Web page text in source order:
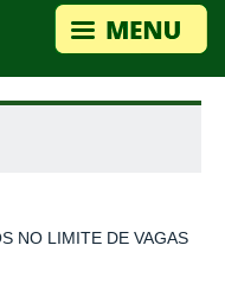
NO LIMITE DE VAGAS